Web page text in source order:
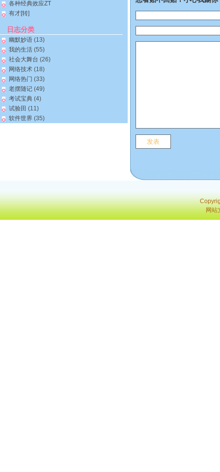
各种经典效应ZT
有才[转]
日志分类
幽默妙语 (13)
我的生活 (55)
社会大舞台 (26)
网络技术 (18)
网络热门 (33)
老摆随记 (49)
考试宝典 (4)
试验田 (11)
软件世界 (35)
网站